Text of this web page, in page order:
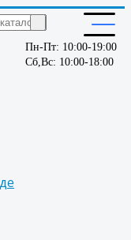
Пн-Пт: 10:00-19:00
Сб,Вс: 10:00-18:00